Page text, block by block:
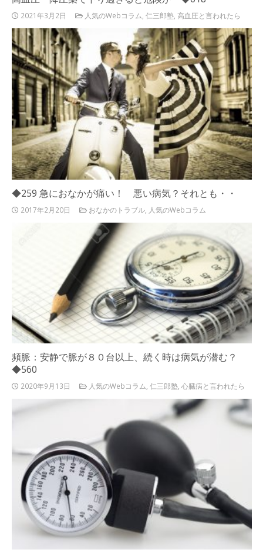
2021年3月2日 人気のWebコラム,仁三郎塾,高血圧と言われたら
◆259 急におなかが痛い！ 悪い病気？それとも・・
2017年2月20日 おなかのトラブル 人気のWebコラム
頻脈：安静で脈が８０台以上、続く時は病気が潜む？
◆560
2020年9月13日 人気のWebコラム ,仁三郎塾 ,心臓病と言われたら